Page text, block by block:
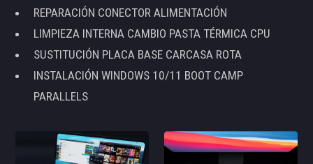
REPARACIÓN CONECTOR ALIMENTACIÓN
LIMPIEZA INTERNA CAMBIO PASTA TÉRMICA CPU
SUSTITUCIÓN PLACA BASE CARCASA ROTA
INSTALACIÓN WINDOWS 10/11 BOOT CAMP
PARALLELS